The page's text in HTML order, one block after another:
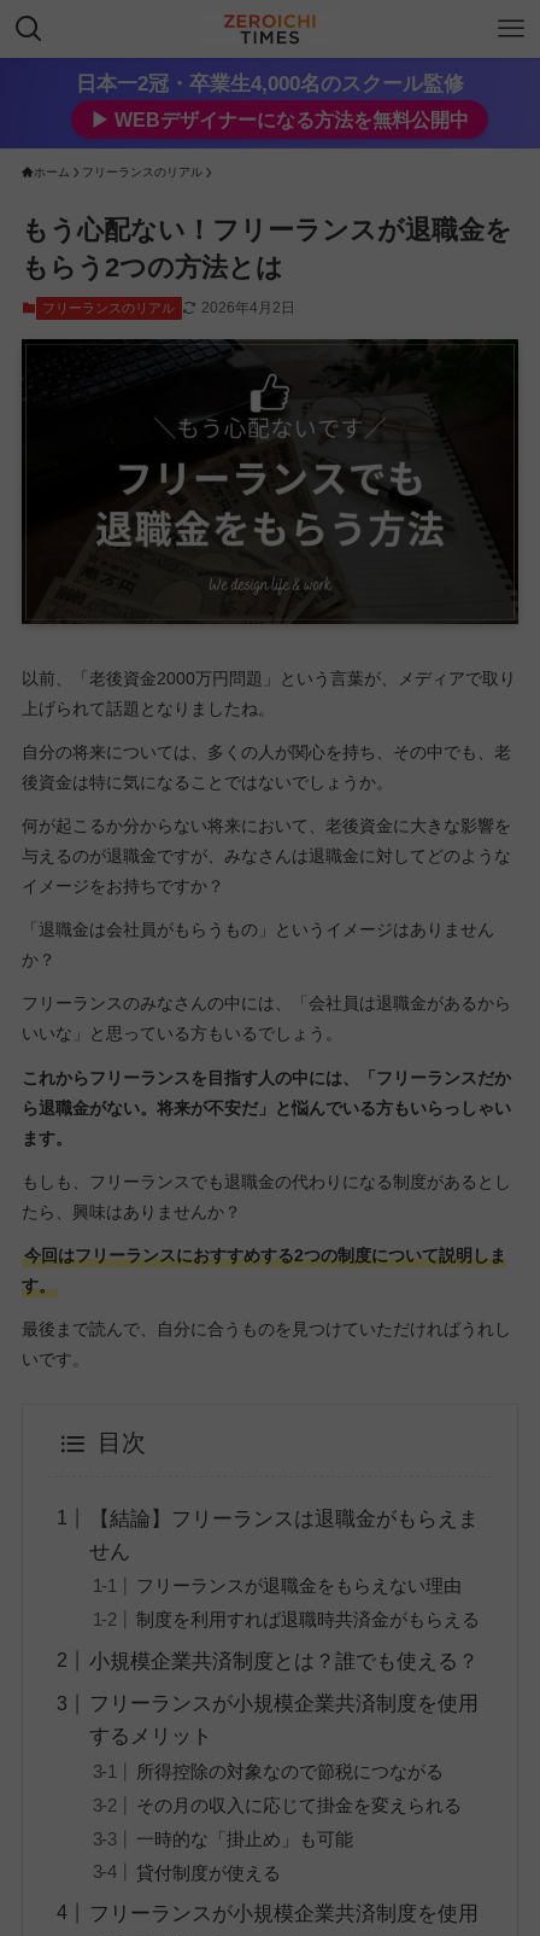
日本一2冠・卒業生4,000名のスクール監修
▶︎ WEBデザイナーになる方法を無料公開中
ホーム フリーランスのリアル
もう心配ない！フリーランスが退職金を
もらう2つの方法とは
フリーランスのリアル 2026年4月2日
以前、「老後資金2000万円問題」という言葉が、メディアで取り
上げられて話題となりましたね。
自分の将来については、多くの人が関心を持ち、その中でも、老
後資金は特に気になることではないでしょうか。
何が起こるか分からない将来において、老後資金に大きな影響を
与えるのが退職金ですが、みなさんは退職金に対してどのような
イメージをお持ちですか？
「退職金は会社員がもらうもの」というイメージはありません
か？
フリーランスのみなさんの中には、「会社員は退職金があるから
いいな」と思っている方もいるでしょう。
これからフリーランスを目指す人の中には、「フリーランスだか
ら退職金がない。将来が不安だ」と悩んでいる方もいらっしゃい
ます。
もしも、フリーランスでも退職金の代わりになる制度があるとし
たら、興味はありませんか？
今回はフリーランスにおすすめする2つの制度について説明しま
す。
最後まで読んで、自分に合うものを見つけていただければうれし
いです。
目次
【結論】フリーランスは退職金がもらえま
せん
フリーランスが退職金をもらえない理由
制度を利用すれば退職時共済金がもらえる
小規模企業共済制度とは？誰でも使える？
フリーランスが小規模企業共済制度を使用
するメリット
所得控除の対象なので節税につながる
その月の収入に応じて掛金を変えられる
一時的な「掛止め」も可能
貸付制度が使える
フリーランスが小規模企業共済制度を使用